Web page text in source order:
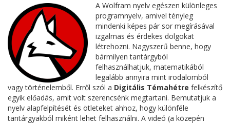
A Wolfram nyelv egészen különleges
programnyelv, amivel tényleg
mindenki képes pár sor megírásával
izgalmas és érdekes dolgokat
létrehozni. Nagyszerű benne, hogy
bármilyen tantárgyból
felhasználhatjuk, matematikából
legalább annyira mint irodalomból
vagy történelemből. Erről szól a Digitális Témahétre felkészítő
egyik előadás, amit volt szerencsénk megtartani. Bemutatjuk a
nyelv alapfelpítését és ötleteket ahhoz, hogy különféle
tantárgyakból miként lehet felhasználni. A videó (a közepén